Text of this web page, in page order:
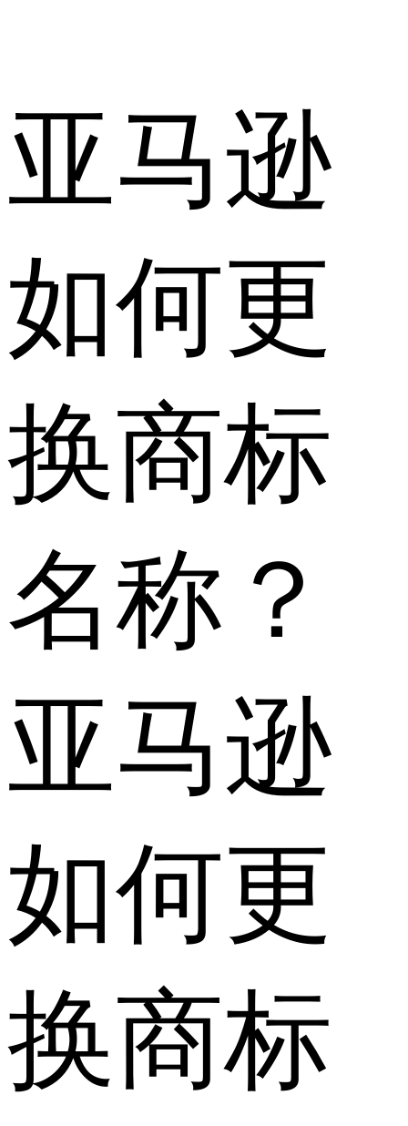
亚马逊
如何更
换商标
名称？
亚马逊
如何更
换商标